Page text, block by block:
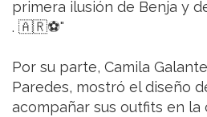
primera ilusión de Benja y
. 🇦🇷⚽️"
Por su parte, Camila
Paredes, mostró el diseño
acompañar sus outfits en la